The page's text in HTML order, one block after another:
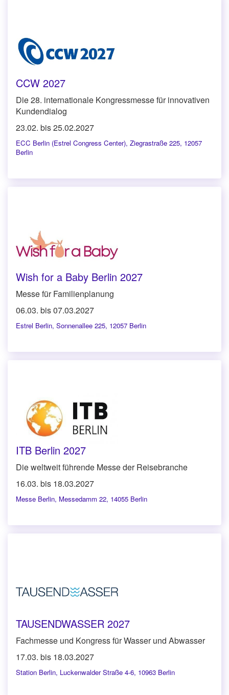
CCW 2027
Die 28. internationale Kongressmesse für innovativen
Kundendialog
23.02. bis 25.02.2027
ECC Berlin (Estrel Congress Center), Ziegrastraße 225, 12057
Berlin
Wish for a Baby Berlin 2027
Messe für Familienplanung
06.03. bis 07.03.2027
Estrel Berlin, Sonnenallee 225, 12057 Berlin
ITB Berlin 2027
Die weltweit führende Messe der Reisebranche
16.03. bis 18.03.2027
Messe Berlin, Messedamm 22, 14055 Berlin
TAUSENDWASSER 2027
Fachmesse und Kongress für Wasser und Abwasser
17.03. bis 18.03.2027
Station Berlin, Luckenwalder Straße 4-6, 10963 Berlin